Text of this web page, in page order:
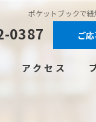
ポケットブックで
0387 ご
アクセス